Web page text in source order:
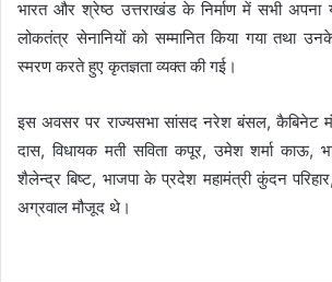
भारत और श्रेष्ठ उत्तराखंड के निर्माण में सभी अपना
लोकतंत्र सेनानियों को सम्मानित किया गया तथा
स्मरण करते हुए कृतज्ञता व्यक्त की गई।
इस अवसर पर राज्यसभा सांसद नरेश बंसल, कैबिनेट
दास, विधायक मती सविता कपूर, उमेश शर्मा काऊ,
शैलेन्द्र बिष्ट, भाजपा के प्रदेश महामंत्री कुंदन परिहार,
अग्रवाल मौजूद थे।